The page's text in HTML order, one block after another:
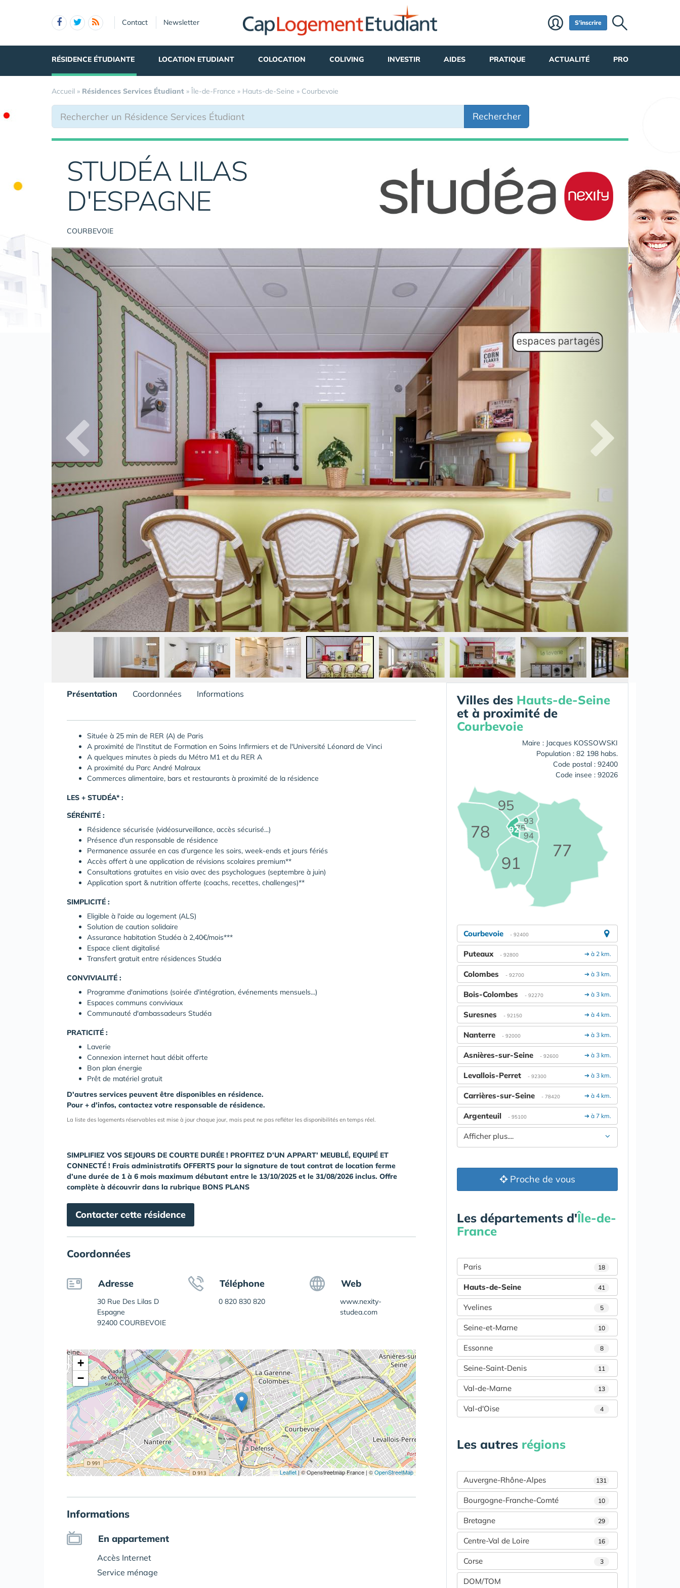
Contact Newsletter S'inscrire
RÉSIDENCE ÉTUDIANTE LOCATION ETUDIANT COLOCATION COLIVING INVESTIR AIDES PRATIQUE ACTUALITÉ PRO
Accueil » Résidences Services Étudiant » Île-de-France » Hauts-de-Seine » Courbevoie
Rechercher
STUDÉA LILAS
D'ESPAGNE
COURBEVOIE
Présentation Coordonnées Informations
Située à 25 min de RER (A) de Paris
A proximité de l'Institut de Formation en Soins Infirmiers et de l'Université Léonard de Vinci
A quelques minutes à pieds du Métro M1 et du RER A
A proximité du Parc André Malraux
Commerces alimentaire, bars et restaurants à proximité de la résidence
LES + STUDÉA* :
SÉRÉNITÉ :
Résidence sécurisée (vidéosurveillance, accès sécurisé...)
Présence d'un responsable de résidence
Permanence assurée en cas d’urgence les soirs, week-ends et jours fériés
Accès offert à une application de révisions scolaires premium**
Consultations gratuites en visio avec des psychologues (septembre à juin)
Application sport & nutrition offerte (coachs, recettes, challenges)**
SIMPLICITÉ :
Eligible à l'aide au logement (ALS)
Solution de caution solidaire
Assurance habitation Studéa à 2,40€/mois***
Espace client digitalisé
Transfert gratuit entre résidences Studéa
CONVIVIALITÉ :
Programme d'animations (soirée d'intégration, événements mensuels...)
Espaces communs conviviaux
Communauté d'ambassadeurs Studéa
PRATICITÉ :
Laverie
Connexion internet haut débit offerte
Bon plan énergie
Prêt de matériel gratuit
D'autres services peuvent être disponibles en résidence.
Pour + d'infos, contactez votre responsable de résidence.
La liste des logements réservables est mise à jour chaque jour, mais peut ne pas refléter les disponibilités en temps réel.
SIMPLIFIEZ VOS SEJOURS DE COURTE DURÉE ! PROFITEZ D’UN APPART’ MEUBLÉ, EQUIPÉ ET
CONNECTÉ ! Frais administratifs OFFERTS pour la signature de tout contrat de location ferme
d’une durée de 1 à 6 mois maximum débutant entre le 13/10/2025 et le 31/08/2026 inclus. Offre
complète à découvrir dans la rubrique BONS PLANS
Contacter cette résidence
Coordonnées
Adresse
30 Rue Des Lilas D
Espagne
92400 COURBEVOIE
Téléphone
0 820 830 820
Web
www.nexity-
studea.com
+
−
Leaflet|© Openstreetmap France | ©OpenStreetMap
Informations
En appartement
Accès Internet
Service ménage
Villes des Hauts-de-Seine
et à proximité de
Courbevoie
Maire : Jacques KOSSOWSKI
Population : 82 198 habs.
Code postal : 92400
Code insee : 92026
75
77
78
91
92
93
94
95
Courbevoie - 92400
➔ à 2 km.
Puteaux - 92800
➔ à 3 km.
Colombes - 92700
➔ à 3 km.
Bois-Colombes - 92270
➔ à 4 km.
Suresnes - 92150
➔ à 3 km.
Nanterre - 92000
➔ à 3 km.
Asnières-sur-Seine - 92600
➔ à 3 km.
Levallois-Perret - 92300
➔ à 4 km.
Carrières-sur-Seine - 78420
➔ à 7 km.
Argenteuil - 95100
Afficher plus....
Proche de vous
Les départements d'Île-de-
France
Paris 18
Hauts-de-Seine 41
Yvelines 5
Seine-et-Marne 10
Essonne 8
Seine-Saint-Denis 11
Val-de-Marne 13
Val-d'Oise 4
Les autres régions
Auvergne-Rhône-Alpes 131
Bourgogne-Franche-Comté 10
Bretagne 29
Centre-Val de Loire 16
Corse 3
DOM/TOM